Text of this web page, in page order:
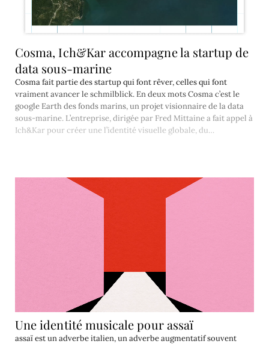
Cosma, Ich&Kar accompagne la startup de
data sous-marine
Cosma fait partie des startup qui font rêver, celles qui font
vraiment avancer le schmilblick. En deux mots Cosma c’est le
google Earth des fonds marins, un projet visionnaire de la data
sous-marine. L’entreprise, dirigée par Fred Mittaine a fait appel à
Ich&Kar pour créer une l’identité visuelle globale, du…
Une identité musicale pour assaï
assaï est un adverbe italien, un adverbe augmentatif souvent